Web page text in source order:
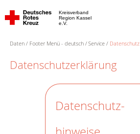
Kreisverband
Region Kassel
e.V.
Daten Footer Menü - deutsch Service Datenschutz
Datenschutzerklärung
Datenschutz-